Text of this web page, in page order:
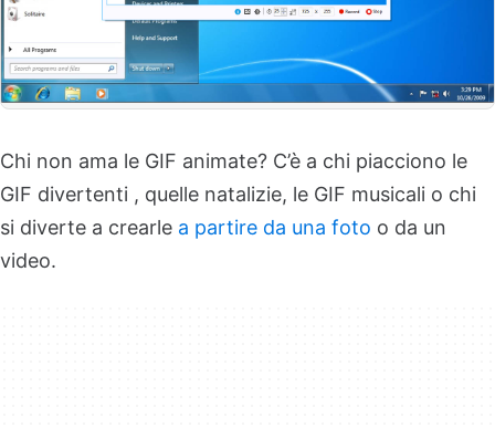
Chi non ama le GIF animate? C’è a chi piacciono le
GIF divertenti , quelle natalizie, le GIF musicali o chi
si diverte a crearle a partire da una foto o da un
video.